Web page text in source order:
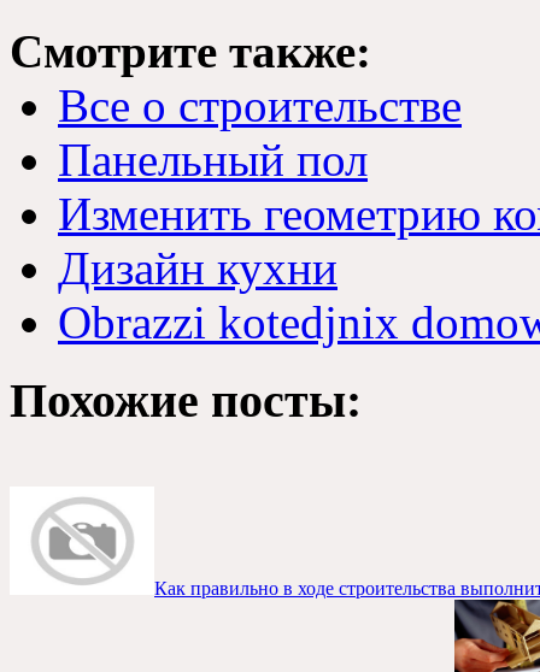
Смотрите также:
Все о строительстве
Панельный пол
Изменить геометрию
Дизайн кухни
Obrazzi kotedjnix
Похожие посты:
Как правильно в ходе строительства